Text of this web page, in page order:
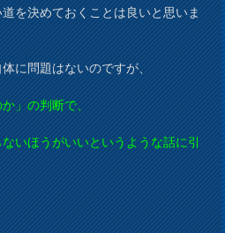
を決めておくことは良いと思いま
に問題はないのですが、
」の判断で、
いほうがいいというような話に引